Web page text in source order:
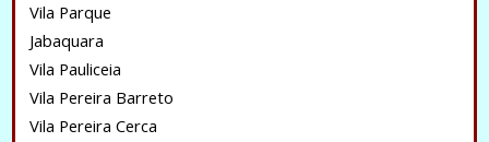
Vila Parque
Jabaquara
Vila Pauliceia
Vila Pereira Barreto
Vila Pereira Cerca